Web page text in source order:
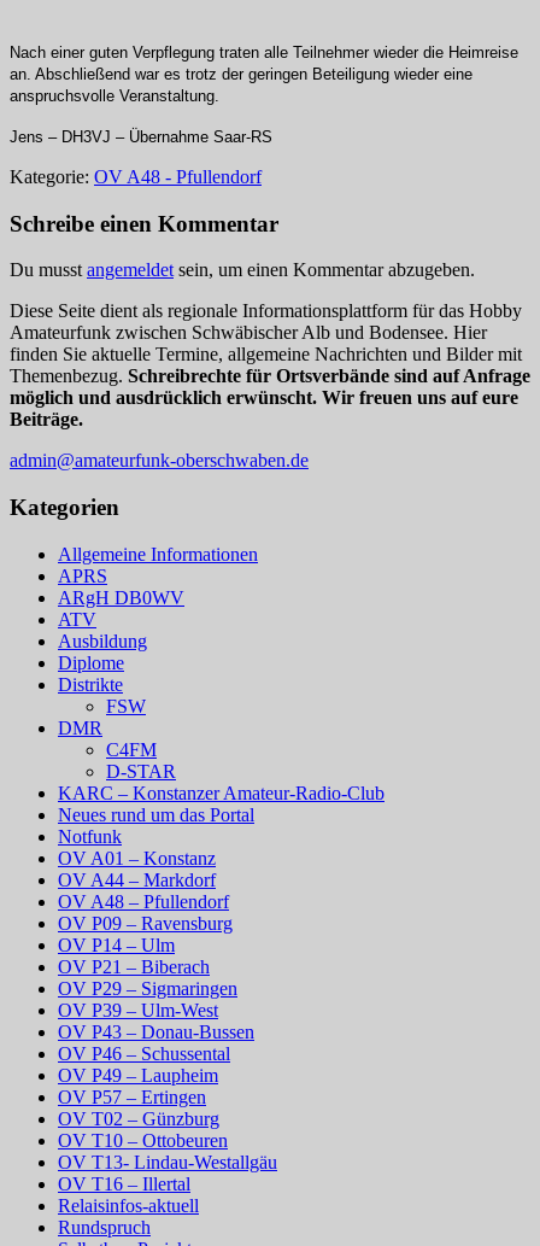
Nach einer guten Verpflegung traten alle Teilnehmer wieder die Heimreise
an. Abschließend war es trotz der geringen Beteiligung wieder eine
anspruchsvolle Veranstaltung.
Jens – DH3VJ – Übernahme Saar-RS
Kategorie: OV A48 - Pfullendorf
Schreibe einen Kommentar
Du musst angemeldet sein, um einen Kommentar abzugeben.
Diese Seite dient als regionale Informationsplattform für das Hobby
Amateurfunk zwischen Schwäbischer Alb und Bodensee. Hier
finden Sie aktuelle Termine, allgemeine Nachrichten und Bilder mit
Themenbezug. Schreibrechte für Ortsverbände sind auf Anfrage
möglich und ausdrücklich erwünscht. Wir freuen uns auf eure
Beiträge.
admin@amateurfunk-oberschwaben.de
Kategorien
Allgemeine Informationen
APRS
ARgH DB0WV
ATV
Ausbildung
Diplome
Distrikte
FSW
DMR
C4FM
D-STAR
KARC – Konstanzer Amateur-Radio-Club
Neues rund um das Portal
Notfunk
OV A01 – Konstanz
OV A44 – Markdorf
OV A48 – Pfullendorf
OV P09 – Ravensburg
OV P14 – Ulm
OV P21 – Biberach
OV P29 – Sigmaringen
OV P39 – Ulm-West
OV P43 – Donau-Bussen
OV P46 – Schussental
OV P49 – Laupheim
OV P57 – Ertingen
OV T02 – Günzburg
OV T10 – Ottobeuren
OV T13- Lindau-Westallgäu
OV T16 – Illertal
Relaisinfos-aktuell
Rundspruch